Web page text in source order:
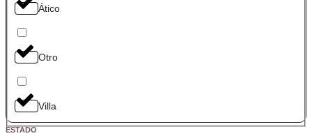
Ático
Otro
Villa
ESTADO